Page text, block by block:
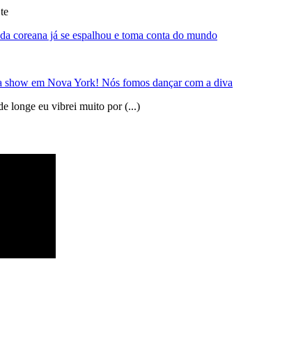
coreana já se espalhou e toma conta do mundo
show em Nova York! Nós fomos dançar com a diva
longe eu vibrei muito por (...)